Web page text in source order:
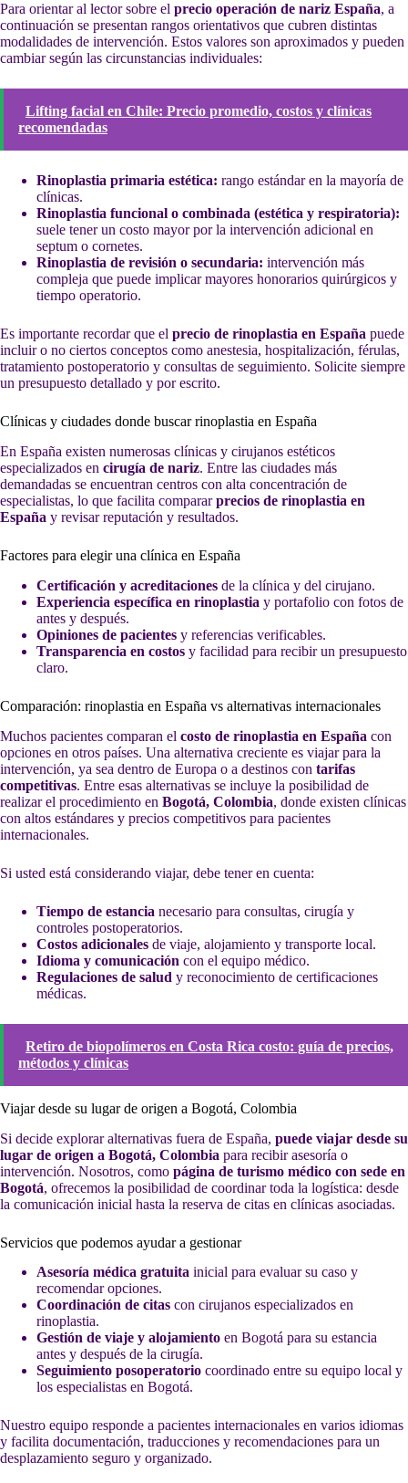
Para orientar al lector sobre el precio operación de nariz España, a
continuación se presentan rangos orientativos que cubren distintas
modalidades de intervención. Estos valores son aproximados y pueden
cambiar según las circunstancias individuales:
Lifting facial en Chile: Precio promedio, costos y clínicas
recomendadas
Rinoplastia primaria estética: rango estándar en la mayoría de
clínicas.
Rinoplastia funcional o combinada (estética y respiratoria):
suele tener un costo mayor por la intervención adicional en
septum o cornetes.
Rinoplastia de revisión o secundaria: intervención más
compleja que puede implicar mayores honorarios quirúrgicos y
tiempo operatorio.
Es importante recordar que el precio de rinoplastia en España puede
incluir o no ciertos conceptos como anestesia, hospitalización, férulas,
tratamiento postoperatorio y consultas de seguimiento. Solicite siempre
un presupuesto detallado y por escrito.
Clínicas y ciudades donde buscar rinoplastia en España
En España existen numerosas clínicas y cirujanos estéticos
especializados en cirugía de nariz. Entre las ciudades más
demandadas se encuentran centros con alta concentración de
especialistas, lo que facilita compararprecios de rinoplastia en
España y revisar reputación y resultados.
Factores para elegir una clínica en España
Certificación y acreditaciones de la clínica y del cirujano.
Experiencia específica en rinoplastia y portafolio con fotos de
antes y después.
Opiniones de pacientes y referencias verificables.
Transparencia en costos y facilidad para recibir un presupuesto
claro.
Comparación: rinoplastia en España vs alternativas internacionales
Muchos pacientes comparan el costo de rinoplastia en España con
opciones en otros países. Una alternativa creciente es viajar para la
intervención, ya sea dentro de Europa o a destinos con tarifas
competitivas. Entre esas alternativas se incluye la posibilidad de
realizar el procedimiento en Bogotá, Colombia, donde existen clínicas
con altos estándares y precios competitivos para pacientes
internacionales.
Si usted está considerando viajar, debe tener en cuenta:
Tiempo de estancia necesario para consultas, cirugía y
controles postoperatorios.
Costos adicionales de viaje, alojamiento y transporte local.
Idioma y comunicación con el equipo médico.
Regulaciones de salud y reconocimiento de certificaciones
médicas.
Retiro de biopolímeros en Costa Rica costo: guía de precios,
métodos y clínicas
Viajar desde su lugar de origen a Bogotá, Colombia
Si decide explorar alternativas fuera de España, puede viajar desde su
lugar de origen a Bogotá, Colombia para recibir asesoría o
intervención. Nosotros, como página de turismo médico con sede en
Bogotá, ofrecemos la posibilidad de coordinar toda la logística: desde
la comunicación inicial hasta la reserva de citas en clínicas asociadas.
Servicios que podemos ayudar a gestionar
Asesoría médica gratuita inicial para evaluar su caso y
recomendar opciones.
Coordinación de citas con cirujanos especializados en
rinoplastia.
Gestión de viaje y alojamiento en Bogotá para su estancia
antes y después de la cirugía.
Seguimiento posoperatorio coordinado entre su equipo local y
los especialistas en Bogotá.
Nuestro equipo responde a pacientes internacionales en varios idiomas
y facilita documentación, traducciones y recomendaciones para un
desplazamiento seguro y organizado.